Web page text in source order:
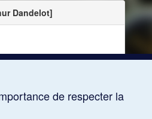
Dandelot]
de respecter la